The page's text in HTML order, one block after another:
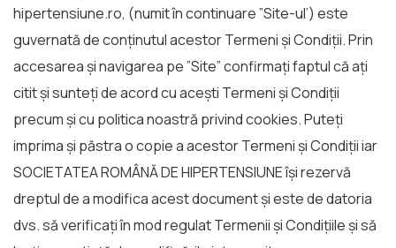
hipertensiune.ro, (numit în continuare ”Site-ul’) este
guvernată de conținutul acestor Termeni și Condiții. Prin
accesarea și navigarea pe ”Site” confirmați faptul că ați
citit și sunteți de acord cu acești Termeni și Condiții
precum și cu politica noastră privind cookies. Puteți
imprima și păstra o copie a acestor Termeni și Condiții iar
SOCIETATEA ROMÂNĂ DE HIPERTENSIUNE își rezervă
dreptul de a modifica acest document și este de datoria
dvs. să verificați în mod regulat Termenii și Condițiile și să